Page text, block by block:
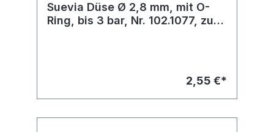
Suevia Düse Ø 2,8 mm, mit O-
Ring, bis 3 bar, Nr. 102.1077, zu
2,55 €*